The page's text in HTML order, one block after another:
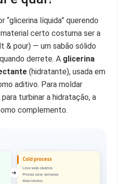
“glicerina líquida” querendo
certo costuma ser a
& pour) — um sabão sólido
derrete. A glicerina
(hidratante), usada em
aditivo. Para moldar
turbinar a hidratação, a
complemento.
Cold process
Leva soda cáustica
Precisa curar semanas
Mais técnico